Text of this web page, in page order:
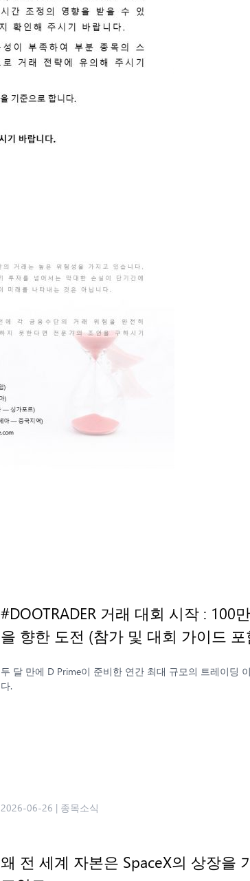
2026-06-26 | 종목소식
#DOOTRADER 거래 대회 시작 : 100
을 향한 도전 (참가 및 대회 가이드 포
두 달 만에 D Prime이 준비한 연간 최대 규모의 트레이딩
다.
왜 전 세계 자본은 SpaceX의 상장을